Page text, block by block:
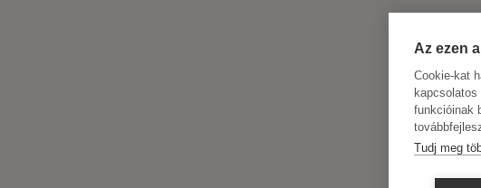
Az ezen
Cookie-kat
funkcióinak
Tudj meg